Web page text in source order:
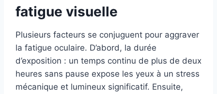
fatigue visuelle
Plusieurs facteurs se conjuguent pour aggraver
la fatigue oculaire. D’abord, la durée
d’exposition : un temps continu de plus de deux
heures sans pause expose les yeux à un stress
mécanique et lumineux significatif. Ensuite,